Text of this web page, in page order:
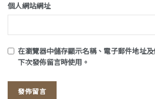
個人網站網址
在瀏覽器中儲存顯示名稱、電子郵件地址
下次發佈留言時使用。